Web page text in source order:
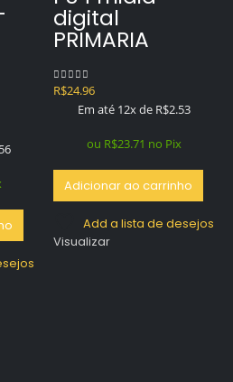
digital
PRIMARIA
0out of 5
R$24.96
Em até 12x de R$2.53
ou R$23.71 no Pix
Adicionar ao carrinho
Add a lista de desejos
Visualizar